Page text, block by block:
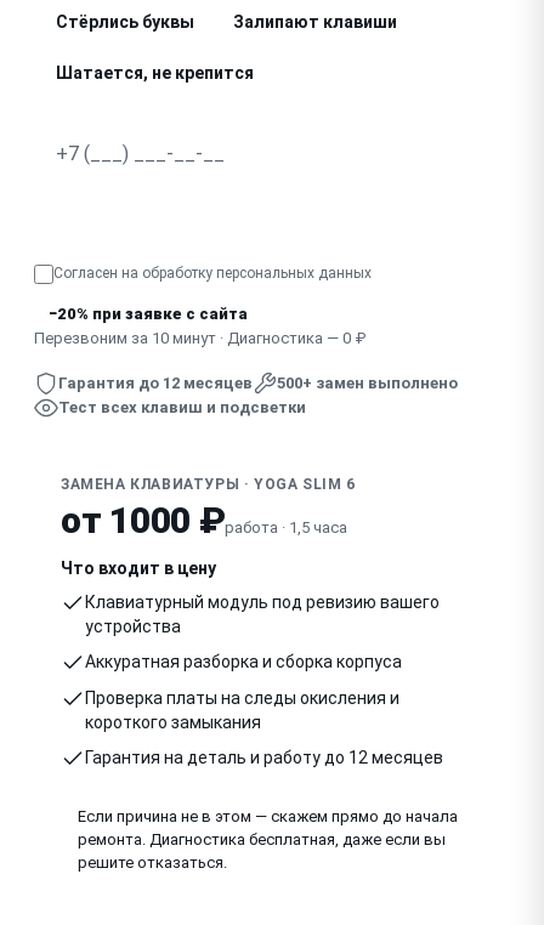
Стёрлись буквы Залипают клавиши
Шатается, не крепится
Клавиатура не реагирует полностью
Скрипит, дребезжит при наборе
Согласен на обработку персональных данных
−20% при заявке с сайта
Перезвоним за 10 минут · Диагностика — 0 ₽
Гарантия до 12 месяцев
500+ замен выполнено
Тест всех клавиш и подсветки
ЗАМЕНА КЛАВИАТУРЫ · YOGA SLIM 6
от 1000 ₽работа · 1,5 часа
Что входит в цену
Клавиатурный модуль под ревизию вашего
устройства
Аккуратная разборка и сборка корпуса
Проверка платы на следы окисления и
короткого замыкания
Гарантия на деталь и работу до 12 месяцев
Если причина не в этом — скажем прямо до начала
ремонта. Диагностика бесплатная, даже если вы
решите отказаться.